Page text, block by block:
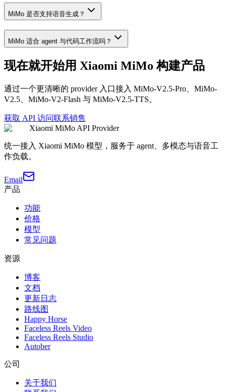
MiMo 是否支持语音生成？
MiMo 适合 agent 与代码工作流吗？
现在就开始用 Xiaomi MiMo 构建产品
通过一个更清晰的 provider 入口接入 MiMo-V2.5-Pro、MiMo-
V2.5、MiMo-V2-Flash 与 MiMo-V2.5-TTS。
获取 API 访问联系销售
Xiaomi MiMo API Provider
统一接入 Xiaomi MiMo 模型，服务于 agent、多模态与语音工
作负载。
Email
产品
功能
价格
模型
常见问题
资源
博客
文档
更新日志
路线图
Happy Horse
Faceless Reels Video
Faceless Reels Studio
Autober
公司
关于我们